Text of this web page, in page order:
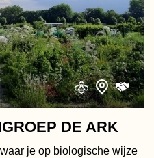
DE ARK
je op biologische wijze